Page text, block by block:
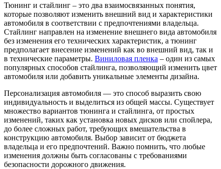
Тюнинг и стайлинг – это два взаимосвязанных понятия,
которые позволяют изменить внешний вид и характеристики
автомобиля в соответствии с предпочтениями владельца.
Стайлинг направлен на изменение внешнего вида автомобиля
без изменения его технических характеристик, а тюнинг
предполагает внесение изменений как во внешний вид, так и
в технические параметры. Виниловая пленка – один из самых
популярных способов стайлинга, позволяющий изменить цвет
автомобиля или добавить уникальные элементы дизайна.
Персонализация автомобиля — это способ выразить свою
индивидуальность и выделиться из общей массы. Существует
множество вариантов тюнинга и стайлинга, от простых
изменений, таких как установка новых дисков или спойлера,
до более сложных работ, требующих вмешательства в
конструкцию автомобиля. Выбор зависит от бюджета
владельца и его предпочтений. Важно помнить, что любые
изменения должны быть согласованы с требованиями
безопасности дорожного движения.